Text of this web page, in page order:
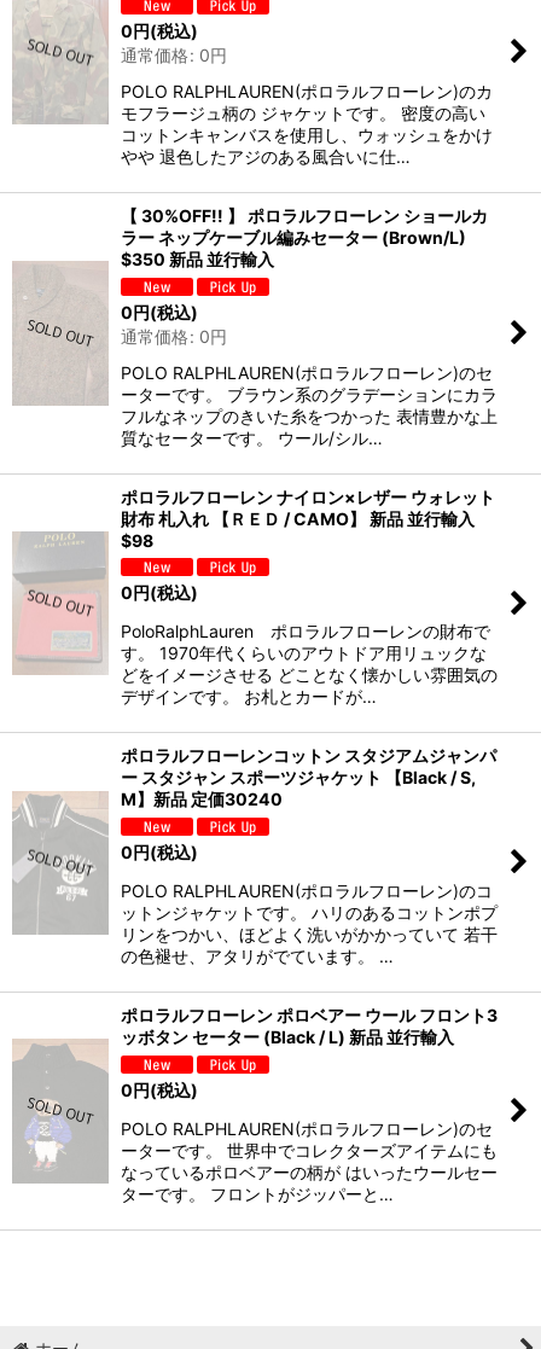
0円(税込)
通常価格: 0円
POLO RALPHLAUREN(ポロラルフローレン)のカ
モフラージュ柄の ジャケットです。 密度の高い
コットンキャンバスを使用し、ウォッシュをかけ
やや 退色したアジのある風合いに仕…
【 30%OFF!! 】 ポロラルフローレン ショールカ
ラー ネップケーブル編みセーター (Brown/L)
$350 新品 並行輸入
0円(税込)
通常価格: 0円
POLO RALPHLAUREN(ポロラルフローレン)のセ
ーターです。 ブラウン系のグラデーションにカラ
フルなネップのきいた糸をつかった 表情豊かな上
質なセーターです。 ウール/シル…
ポロラルフローレン ナイロン×レザー ウォレット
財布 札入れ 【ＲＥＤ / CAMO】 新品 並行輸入
$98
0円(税込)
PoloRalphLauren ポロラルフローレンの財布で
す。 1970年代くらいのアウトドア用リュックな
どをイメージさせる どことなく懐かしい雰囲気の
デザインです。 お札とカードが…
ポロラルフローレンコットン スタジアムジャンパ
ー スタジャン スポーツジャケット 【Black / S,
M】新品 定価30240
0円(税込)
POLO RALPHLAUREN(ポロラルフローレン)のコ
ットンジャケットです。 ハリのあるコットンポプ
リンをつかい、ほどよく洗いがかかっていて 若干
の色褪せ、アタリがでています。 …
ポロラルフローレン ポロベアー ウール フロント3
ッボタン セーター (Black / L) 新品 並行輸入
0円(税込)
POLO RALPHLAUREN(ポロラルフローレン)のセ
ーターです。 世界中でコレクターズアイテムにも
なっているポロベアーの柄が はいったウールセー
ターです。 フロントがジッパーと…